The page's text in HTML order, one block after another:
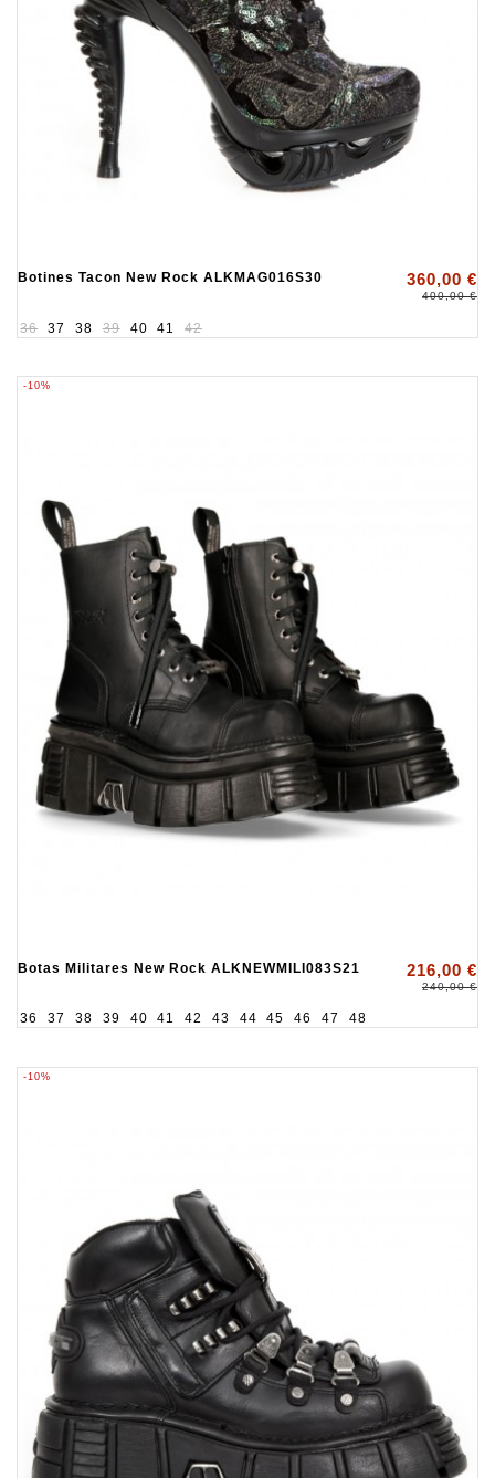
Botines Tacon New Rock ALKMAG016S30 360,00 €
400,00 €
36 37 38 39 40 41 42
-10%
Botas Militares New Rock ALKNEWMILI083S21 216,00 €
240,00 €
36 37 38 39 40 41 42 43 44 45 46 47 48
-10%